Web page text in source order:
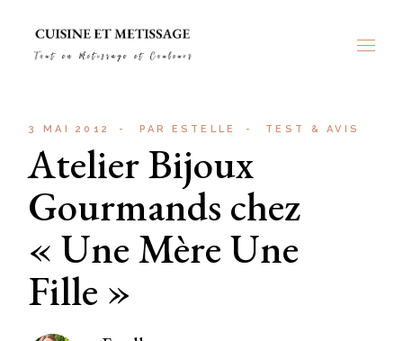
content
3 MAI 2012 PAR ESTELLE TEST & AVIS
Atelier Bijoux
Gourmands chez
« Une Mère Une
Fille »